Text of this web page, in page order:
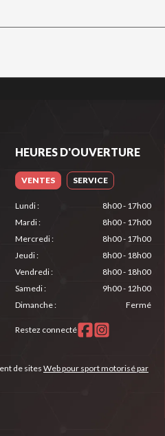
HEURES D'OUVERTURE
VENTES SERVICE
Lundi:
8h00 - 17h00
Mardi:
8h00 - 17h00
Mercredi:
8h00 - 17h00
Jeudi:
8h00 - 18h00
Vendredi:
8h00 - 18h00
Samedi:
9h00 - 12h00
Dimanche: Fermé
Restez connecté
de sites Web pour sport motorisé par